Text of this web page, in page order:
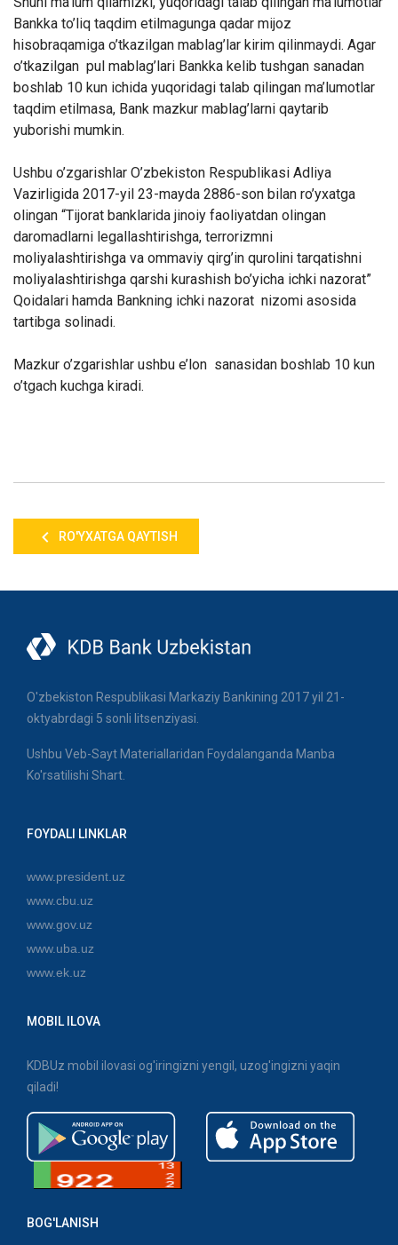
Bankka to’liq taqdim etilmagunga qadar mijoz
hisobraqamiga o’tkazilgan mablag’lar kirim qilinmaydi. Agar
o’tkazilgan pul mablag’lari Bankka kelib tushgan sanadan
boshlab 10 kun ichida yuqoridagi talab qilingan ma’lumotlar
taqdim etilmasa, Bank mazkur mablag’larni qaytarib
yuborishi mumkin.
Ushbu o’zgarishlar O’zbekiston Respublikasi Adliya
Vazirligida 2017-yil 23-mayda 2886-son bilan ro’yxatga
olingan “Tijorat banklarida jinoiy faoliyatdan olingan
daromadlarni legallashtirishga, terrorizmni
moliyalashtirishga va ommaviy qirg’in qurolini tarqatishni
moliyalashtirishga qarshi kurashish bo’yicha ichki nazorat”
Qoidalari hamda Bankning ichki nazorat nizomi asosida
tartibga solinadi.
Mazkur o’zgarishlar ushbu e’lon sanasidan boshlab 10 kun
o’tgach kuchga kiradi.
RO'YXATGA QAYTISH
O'zbekiston Respublikasi Markaziy Bankining 2017 yil 21-
oktyabrdagi 5 sonli litsenziyasi.
Ushbu Veb-Sayt Materiallaridan Foydalanganda Manba
Ko'rsatilishi Shart.
FOYDALI LINKLAR
www.president.uz
www.cbu.uz
www.gov.uz
www.uba.uz
www.ek.uz
MOBIL ILOVA
KDBUz mobil ilovasi og'iringizni yengil, uzog'ingizni yaqin
qiladi!
BOG'LANISH